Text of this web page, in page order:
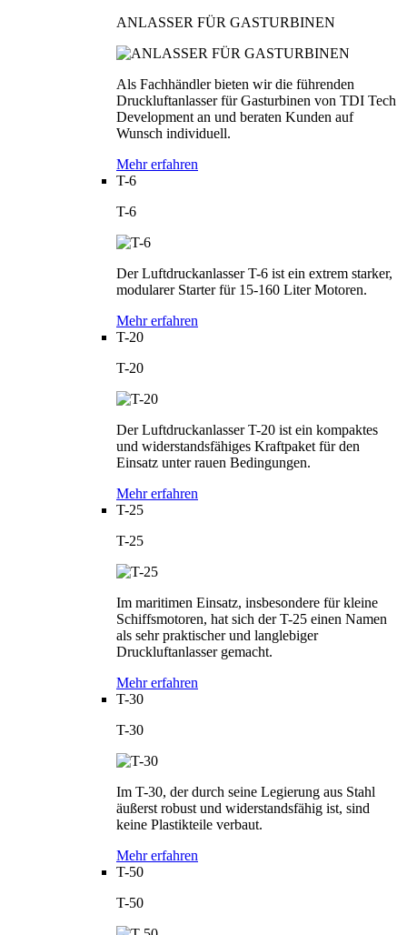
ANLASSER FÜR GASTURBINEN
Als Fachhändler bieten wir die führenden
Druckluftanlasser für Gasturbinen von TDI Tech
Development an und beraten Kunden auf
Wunsch individuell.
Mehr erfahren
T-6
T-6
Der Luftdruckanlasser T-6 ist ein extrem starker,
modularer Starter für 15-160 Liter Motoren.
Mehr erfahren
T-20
T-20
Der Luftdruckanlasser T-20 ist ein kompaktes
und widerstandsfähiges Kraftpaket für den
Einsatz unter rauen Bedingungen.
Mehr erfahren
T-25
T-25
Im maritimen Einsatz, insbesondere für kleine
Schiffsmotoren, hat sich der T-25 einen Namen
als sehr praktischer und langlebiger
Druckluftanlasser gemacht.
Mehr erfahren
T-30
T-30
Im T-30, der durch seine Legierung aus Stahl
äußerst robust und widerstandsfähig ist, sind
keine Plastikteile verbaut.
Mehr erfahren
T-50
T-50